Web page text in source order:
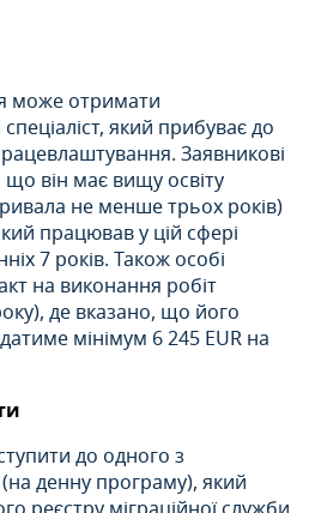
може отримати
який прибуває до
Заявникові
що він має вищу освіту
не менше трьох років)
працював у цій сфері
7 років. Також особі
на виконання робіт
де вказано, що його
мінімум 6 245 EUR на
до одного з
денну програму), який